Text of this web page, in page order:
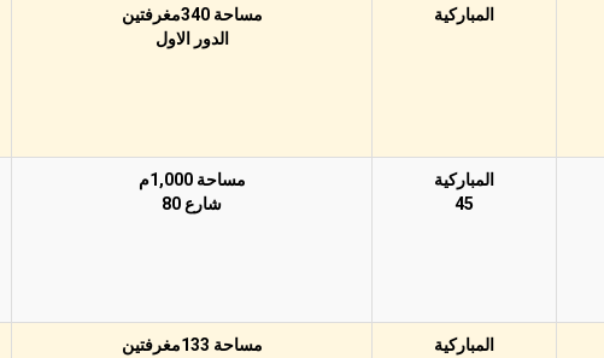
المباركية
مساحة 340مغرفتين
الدور اﻻول
المباركية
45
مساحة 1,000م
شارع 80
المباركية
مساحة 133مغرفتين